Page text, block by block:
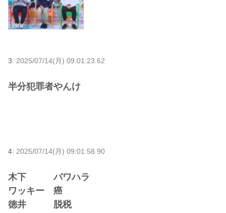
3: 2025/07/14(月) 09:01:23.62
半分犯罪者やんけ
4: 2025/07/14(月) 09:01:58.90
木下 パワハラ
ワッキー 癌
徳井 脱税